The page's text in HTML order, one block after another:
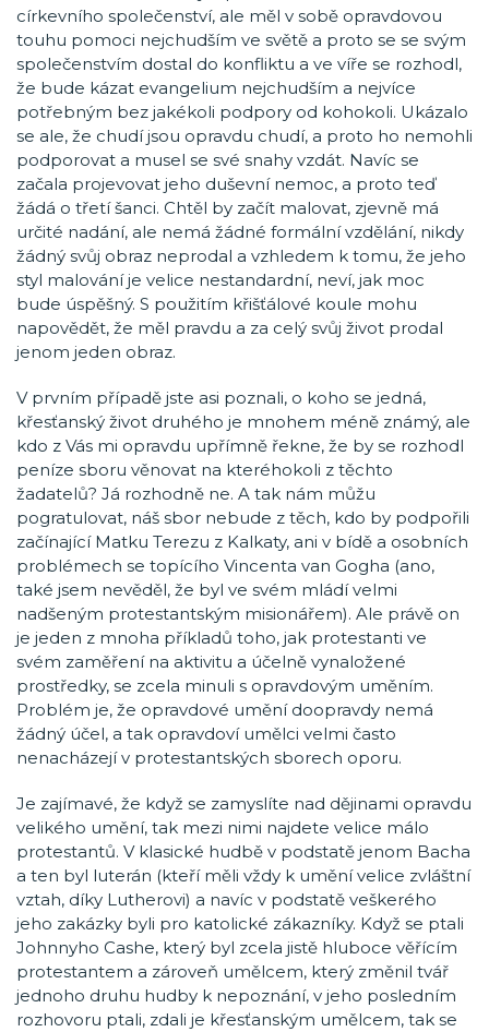
církevního společenství, ale měl v sobě opravdovou
touhu pomoci nejchudším ve světě a proto se se svým
společenstvím dostal do konfliktu a ve víře se rozhodl,
že bude kázat evangelium nejchudším a nejvíce
potřebným bez jakékoli podpory od kohokoli. Ukázalo
se ale, že chudí jsou opravdu chudí, a proto ho nemohli
podporovat a musel se své snahy vzdát. Navíc se
začala projevovat jeho duševní nemoc, a proto teď
žádá o třetí šanci. Chtěl by začít malovat, zjevně má
určité nadání, ale nemá žádné formální vzdělání, nikdy
žádný svůj obraz neprodal a vzhledem k tomu, že jeho
styl malování je velice nestandardní, neví, jak moc
bude úspěšný. S použitím křišťálové koule mohu
napovědět, že měl pravdu a za celý svůj život prodal
jenom jeden obraz.
V prvním případě jste asi poznali, o koho se jedná,
křesťanský život druhého je mnohem méně známý, ale
kdo z Vás mi opravdu upřímně řekne, že by se rozhodl
peníze sboru věnovat na kteréhokoli z těchto
žadatelů? Já rozhodně ne. A tak nám můžu
pogratulovat, náš sbor nebude z těch, kdo by podpořili
začínající Matku Terezu z Kalkaty, ani v bídě a osobních
problémech se topícího Vincenta van Gogha (ano,
také jsem nevěděl, že byl ve svém mládí velmi
nadšeným protestantským misionářem). Ale právě on
je jeden z mnoha příkladů toho, jak protestanti ve
svém zaměření na aktivitu a účelně vynaložené
prostředky, se zcela minuli s opravdovým uměním.
Problém je, že opravdové umění doopravdy nemá
žádný účel, a tak opravdoví umělci velmi často
nenacházejí v protestantských sborech oporu.
Je zajímavé, že když se zamyslíte nad dějinami opravdu
velikého umění, tak mezi nimi najdete velice málo
protestantů. V klasické hudbě v podstatě jenom Bacha
a ten byl luterán (kteří měli vždy k umění velice zvláštní
vztah, díky Lutherovi) a navíc v podstatě veškerého
jeho zakázky byli pro katolické zákazníky. Když se ptali
Johnnyho Cashe, který byl zcela jistě hluboce věřícím
protestantem a zároveň umělcem, který změnil tvář
jednoho druhu hudby k nepoznání, v jeho posledním
rozhovoru ptali, zdali je křesťanským umělcem, tak se